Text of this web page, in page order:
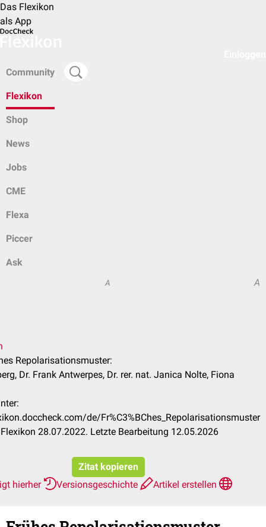
Das Flexikon
als App
Community
Flexikon
Shop
News
Jobs
CME
Flexa
Piccer
Ask
A A
Repolarisationsmuster:
Dr. Frank Antwerpes, Dr. rer. nat. Janica Nolte, Fiona
de/Fr%C3%BChes_Repolarisationsmuster
28.07.2022. Letzte Bearbeitung 12.05.2026
Zitat kopieren
hierher
Versionsgeschichte Artikel erstellen